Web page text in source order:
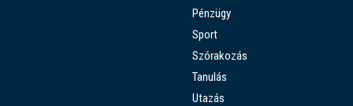
Pénzügy
Sport
Szórakozás
Tanulás
Utazás